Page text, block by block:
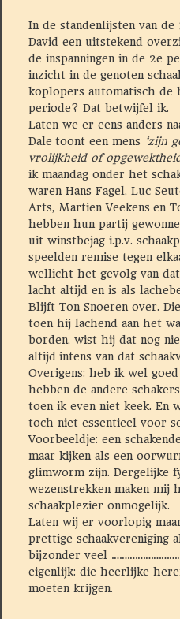
In de standenlijsten van
David een uitstekend
de inspanningen in de 2e
inzicht in de genoten
koplopers automatisch de
periode? Dat betwijfel ik.
Laten we er eens anders
Dale toont een mens ‘zijn
vrolijkheid of
ik maandag onder het
waren Hans Fagel, Luc
Arts, Martien Veekens en
hebben hun partij
uit winstbejag i.p.v.
speelden remise tegen
wellicht het gevolg van
lacht altijd en is als
Blijft Ton Snoeren over.
toen hij lachend aan het
borden, wist hij dat nog
altijd intens van dat
Overigens: heb ik wel
hebben de andere
toen ik even niet keek. En
toch niet essentieel voor
Voorbeeldje: een
maar kijken als een
glimworm zijn. Dergelijke
wezenstrekken maken mij
schaakplezier onmogelijk.
Laten wij er voorlopig
prettige schaakvereniging
bijzonder veel
eigenlijk: die heerlijke
moeten krijgen.